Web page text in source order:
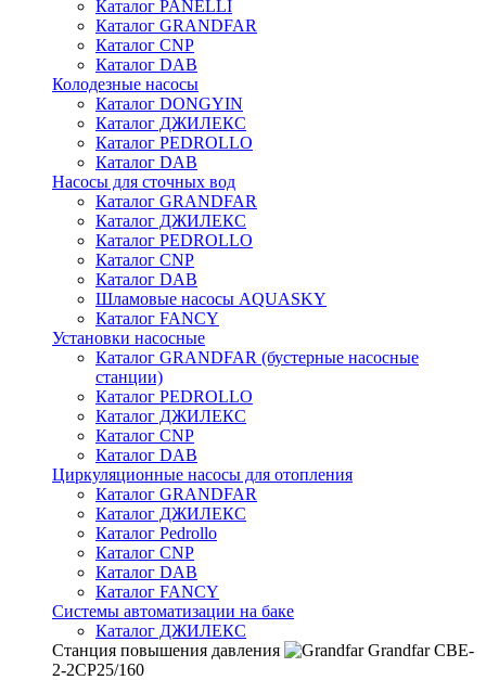
Каталог PANELLI
Каталог GRANDFAR
Каталог CNP
Каталог DAB
Колодезные насосы
Каталог DONGYIN
Каталог ДЖИЛЕКС
Каталог PEDROLLO
Каталог DAB
Насосы для сточных вод
Каталог GRANDFAR
Каталог ДЖИЛЕКС
Каталог PEDROLLO
Каталог CNP
Каталог DAB
Шламовые насосы AQUASKY
Каталог FANCY
Установки насосные
Каталог GRANDFAR (бустерные насосные
станции)
Каталог PEDROLLO
Каталог ДЖИЛЕКС
Каталог CNP
Каталог DAB
Циркуляционные насосы для отопления
Каталог GRANDFAR
Каталог ДЖИЛЕКС
Каталог Pedrollo
Каталог CNP
Каталог DAB
Каталог FANCY
Системы автоматизации на баке
Каталог ДЖИЛЕКС
Станция повышения давления
Grandfar CBE-
2-2CP25/160